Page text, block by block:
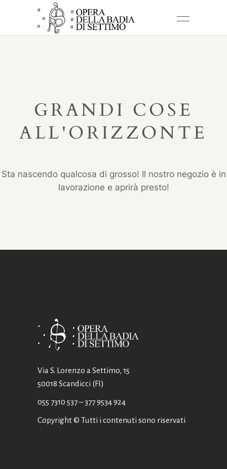
GRANDI COSE
ALL'ORIZZONTE
Sta nascendo qualcosa di grosso! Il nostro negozio è in
lavorazione e aprirà presto!
Via S. Lorenzo a Settimo, 15
50018 Scandicci (FI)
055 7310 537– 377 9534 924
Copyright © Tutti i contenuti sono riservati